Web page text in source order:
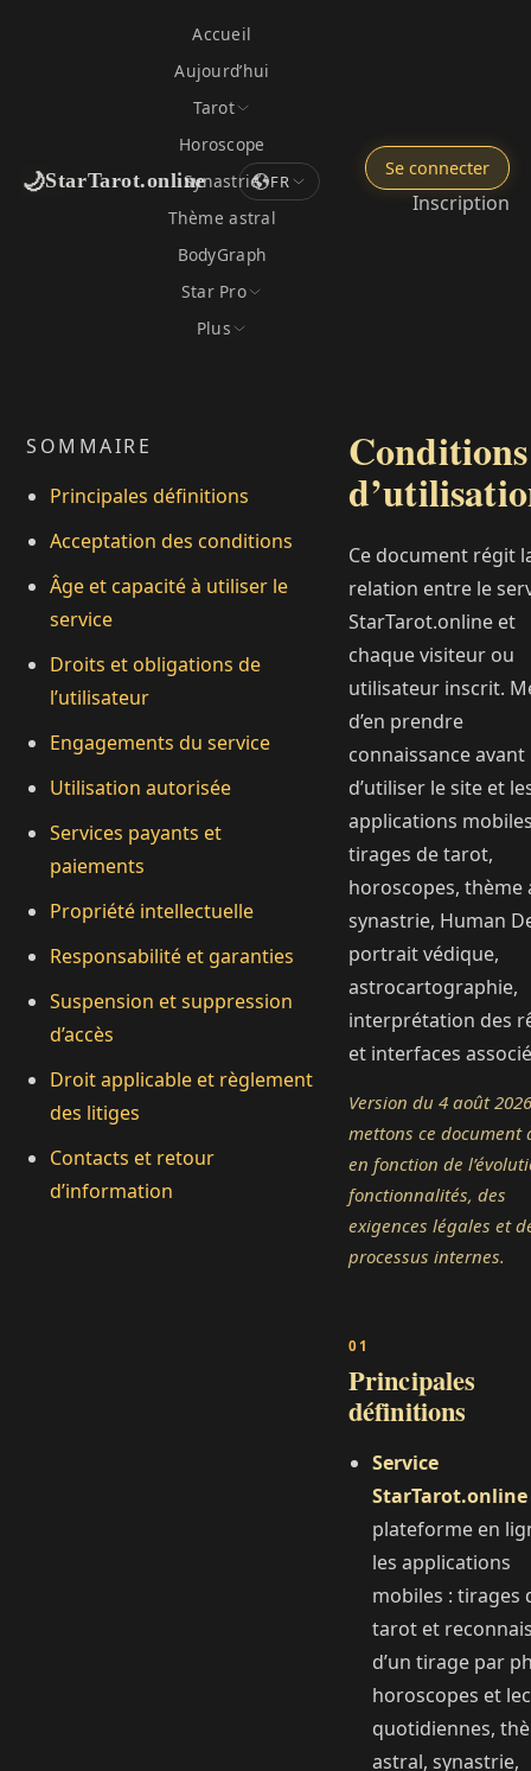
🌙StarTarot.online
Accueil
Aujourd’hui
Tarot
Horoscope
Synastrie
Thème astral
BodyGraph
Star Pro
Plus
FR
Se connecter
Inscription
SOMMAIRE
Principales définitions
Acceptation des conditions
Âge et capacité à utiliser le
service
Droits et obligations de
l’utilisateur
Engagements du service
Utilisation autorisée
Services payants et
paiements
Propriété intellectuelle
Responsabilité et garanties
Suspension et suppression
d’accès
Droit applicable et règlement
des litiges
Contacts et retour
d’information
Conditions
Ce document régit
relation entre le
StarTarot.online et
chaque visiteur ou
utilisateur inscrit.
d’en prendre
connaissance avant
d’utiliser le site et
applications
tirages de tarot,
horoscopes, thème
synastrie, Human
portrait védique,
astrocartographie,
interprétation des
et interfaces
Version du 4 août
mettons ce document
en fonction de
fonctionnalités, des
exigences légales et
processus internes.
Principales
définitions
Service
StarTarot.online
plateforme en
les applications
mobiles : tirages
tarot et
d’un tirage par
horoscopes et
quotidiennes,
astral, synastrie,